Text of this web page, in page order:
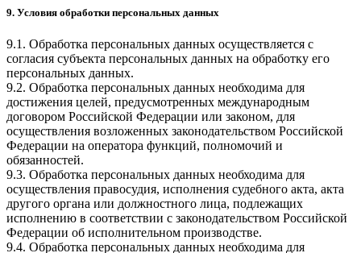
9. Условия обработки персональных данных
9.1. Обработка персональных данных осуществляется с
согласия субъекта персональных данных на обработку его
персональных данных.
9.2. Обработка персональных данных необходима для
достижения целей, предусмотренных международным
договором Российской Федерации или законом, для
осуществления возложенных законодательством Российской
Федерации на оператора функций, полномочий и
обязанностей.
9.3. Обработка персональных данных необходима для
осуществления правосудия, исполнения судебного акта, акта
другого органа или должностного лица, подлежащих
исполнению в соответствии с законодательством Российской
Федерации об исполнительном производстве.
9.4. Обработка персональных данных необходима для